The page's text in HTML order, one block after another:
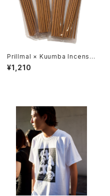
Prillmal × Kuumba Incense
2026 SPRING & SUMMER
¥1,210